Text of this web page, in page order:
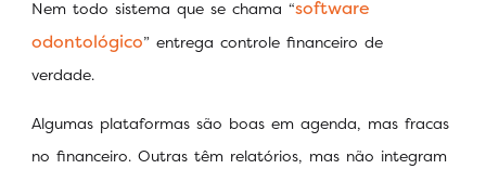
Nem todo sistema que se chama “software
odontológico” entrega controle financeiro de
verdade.
Algumas plataformas são boas em agenda, mas fracas
no financeiro. Outras têm relatórios, mas não integram